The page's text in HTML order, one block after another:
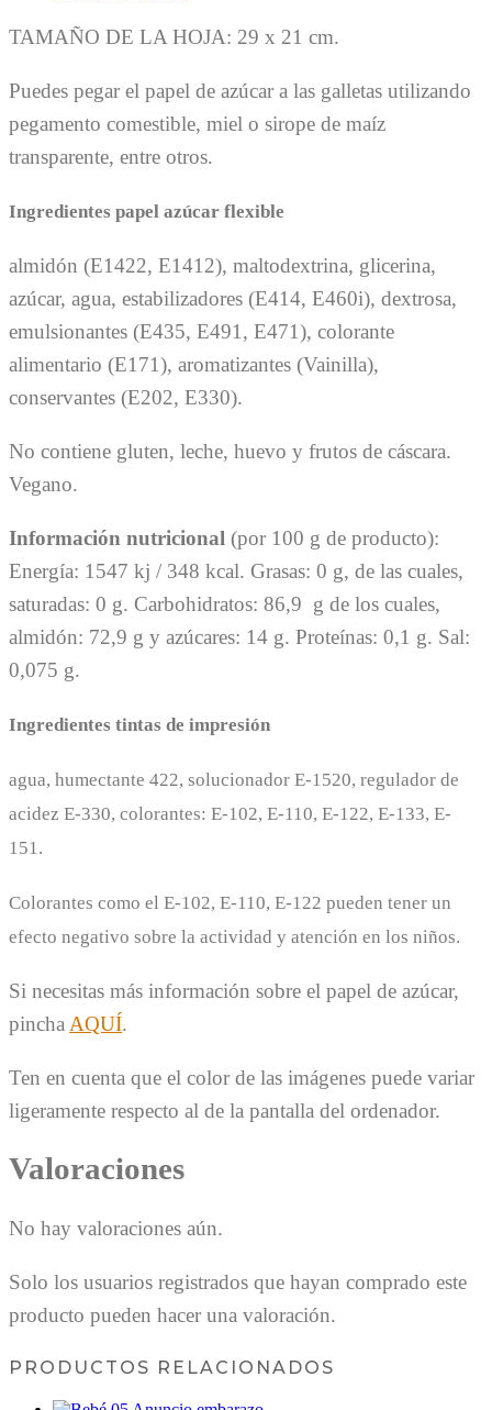
TAMAÑO DE LA HOJA: 29 x 21 cm.
Puedes pegar el papel de azúcar a las galletas utilizando
pegamento comestible, miel o sirope de maíz
transparente, entre otros.
Ingredientes papel azúcar flexible
almidón (E1422, E1412), maltodextrina, glicerina,
azúcar, agua, estabilizadores (E414, E460i), dextrosa,
emulsionantes (E435, E491, E471), colorante
alimentario (E171), aromatizantes (Vainilla),
conservantes (E202, E330).
No contiene gluten, leche, huevo y frutos de cáscara.
Vegano.
Información nutricional (por 100 g de producto):
Energía: 1547 kj / 348 kcal. Grasas: 0 g, de las cuales,
saturadas: 0 g. Carbohidratos: 86,9 g de los cuales,
almidón: 72,9 g y azúcares: 14 g. Proteínas: 0,1 g. Sal:
0,075 g.
Ingredientes tintas de impresión
agua, humectante 422, solucionador E-1520, regulador de
acidez E-330, colorantes: E-102, E-110, E-122, E-133, E-
151.
Colorantes como el E-102, E-110, E-122 pueden tener un
efecto negativo sobre la actividad y atención en los niños.
Si necesitas más información sobre el papel de azúcar,
pincha AQUÍ.
Ten en cuenta que el color de las imágenes puede variar
ligeramente respecto al de la pantalla del ordenador.
Valoraciones
No hay valoraciones aún.
Solo los usuarios registrados que hayan comprado este
producto pueden hacer una valoración.
PRODUCTOS RELACIONADOS